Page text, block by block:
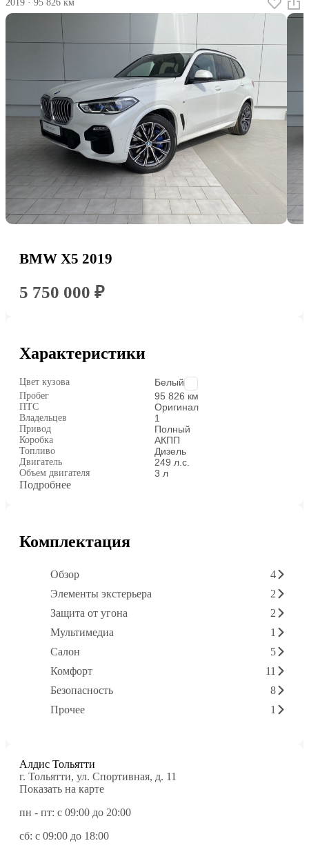
2019 · 95 826 км
BMW X5 2019
5 750 000 ₽
Характеристики
Цвет кузова Белый
Пробег 95 826 км
ПТС Оригинал
Владельцев 1
Привод Полный
Коробка АКПП
Топливо Дизель
Двигатель 249 л.с.
Объем двигателя 3 л
Подробнее
Комплектация
Обзор
4
Элементы экстерьера
2
Защита от угона
2
Мультимедиа
1
Салон
5
Комфорт
11
Безопасность
8
Прочее
1
Алдис Тольятти
г. Тольятти, ул. Спортивная, д. 11
Показать на карте
пн - пт: с 09:00 до 20:00
сб: с 09:00 до 18:00